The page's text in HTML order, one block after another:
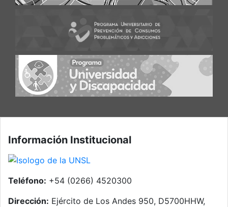
Información Institucional
Teléfono: +54 (0266) 4520300
Dirección: Ejército de Los Andes 950, D5700HHW,